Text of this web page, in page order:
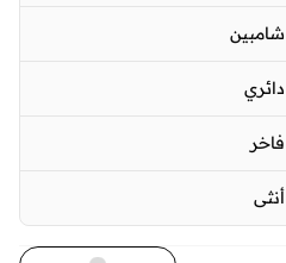
شامبين
دائري
فاخر
أنثى